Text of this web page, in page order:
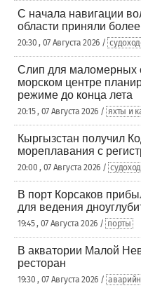
С начала навигации
области приняли
20:30 , 07 Августа 2026 /
Слип для маломерных
морском центре
режиме до конца лета
20:15 , 07 Августа 2026 / яхты и
Кыргызстан получил
мореплавания с
20:00 , 07 Августа 2026 /
В порт Корсаков
для ведения
19:45 , 07 Августа 2026 / порты
В акватории Малой
ресторан
19:30 , 07 Августа 2026 /